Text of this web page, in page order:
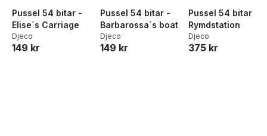
Pussel 54 bitar -
Elise´s Carriage
Djeco
149 kr
Pussel 54 bitar -
Barbarossa´s boat
Djeco
149 kr
Pussel 54 bitar
Rymdstation
Djeco
375 kr